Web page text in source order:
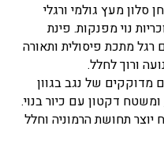
סלון מעץ גולמי ורגלי
נוי מפנקות. פינת
מתכת פיסולית ותאורה
ורוך לחלל.
מדוקקים של נגב בגוון
ומשטח דקטון עם כיור בנוי.
תחושת הרמוניה וחלל